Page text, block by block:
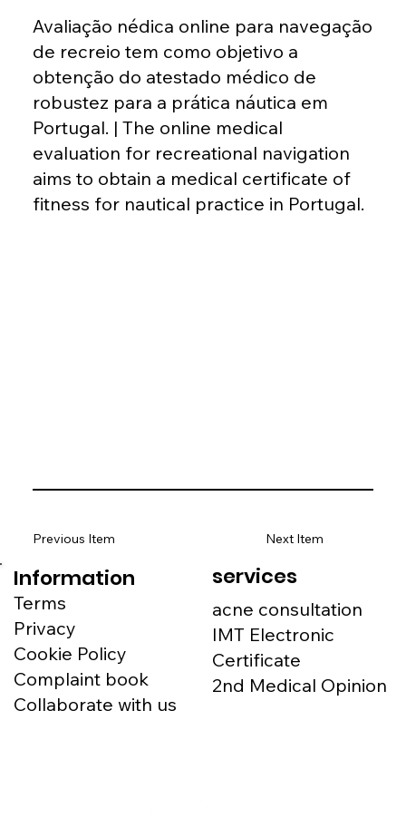
Avaliação nédica online para navegação
de recreio tem como objetivo a
obtenção do atestado médico de
robustez para a prática náutica em
Portugal. | The online medical
evaluation for recreational navigation
aims to obtain a medical certificate of
fitness for nautical practice in Portugal.
Next Item
Previous Item
Information
Terms
Privacy
Cookie Policy
Complaint book
Collaborate with us
services
acne consultation
IMT Electronic
Certificate
2nd Medical Opinion